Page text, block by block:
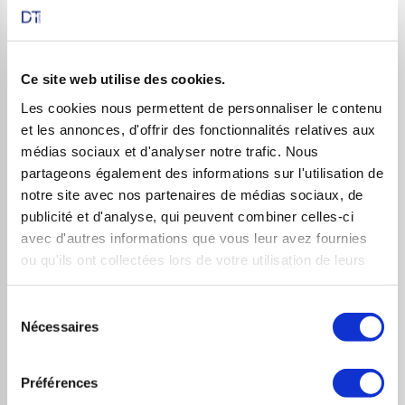
Ce site web utilise des cookies.
Les cookies nous permettent de personnaliser le contenu
et les annonces, d'offrir des fonctionnalités relatives aux
médias sociaux et d'analyser notre trafic. Nous
partageons également des informations sur l'utilisation de
notre site avec nos partenaires de médias sociaux, de
publicité et d'analyse, qui peuvent combiner celles-ci
avec d'autres informations que vous leur avez fournies
ou qu'ils ont collectées lors de votre utilisation de leurs
Nécessaires
Préférences
Rappelons qu’avec une performance de 40% sur un an,
l’action du groupe public EDF se positionne en
deuxième plus forte hausse de l’indice SBF 120 de la
Bourse de Paris, qui parallèlement a perdu 13%. Soit
une surperformance de l’action EDF.
Nous allons maintenant nous intéresser à l’analyse
technique du titre EDF.
Graphique monthly